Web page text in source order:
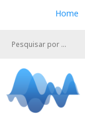
Home